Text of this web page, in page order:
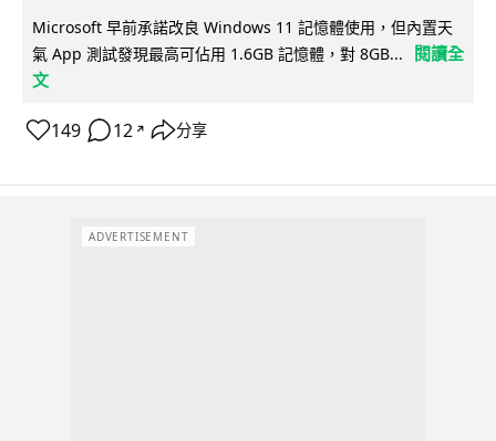
Microsoft 早前承諾改良 Windows 11 記憶體使用，但內置天
氣 App 測試發現最高可佔用 1.6GB 記憶體，對 8GB...
閱讀全
文
149 12 ↗ 分享
ADVERTISEMENT